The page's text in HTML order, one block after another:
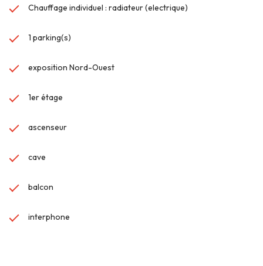
Chauffage individuel : radiateur (electrique)
1 parking(s)
exposition Nord-Ouest
1er étage
ascenseur
cave
balcon
interphone